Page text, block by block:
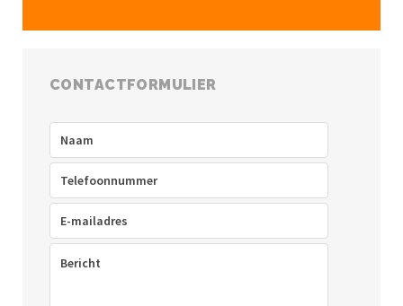
CONTACTFORMULIER
Telefoon
mailadres(Vereist)